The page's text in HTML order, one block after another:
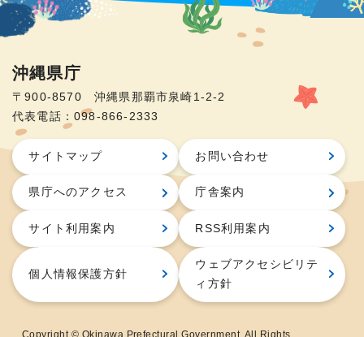
沖縄県庁
〒900-8570 沖縄県那覇市泉崎1-2-2
代表電話：098-866-2333
サイトマップ お問い合わせ
県庁へのアクセス 庁舎案内
サイト利用案内 RSS利用案内
個人情報保護方針
ウェブアクセシビリテ
ィ方針
Copyright © Okinawa Prefectural Government. All Rights